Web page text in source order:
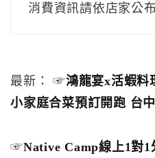
消費資訊請依店家公
最新： ☞鴻龍宴x活蝦料
小家庭合菜預訂開跑 台
☞Native Camp線上1對